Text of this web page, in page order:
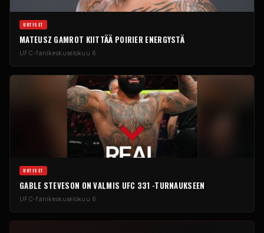
UUTISET
MATEUSZ GAMROT KIITTÄÄ POIRIER ENERGYSTÄ
UFC-fanikeskuselokuu 6
UUTISET
GABLE STEVESON ON VALMIS UFC 331 -TURNAUKSEEN
UFC-fanikeskuselokuu 6